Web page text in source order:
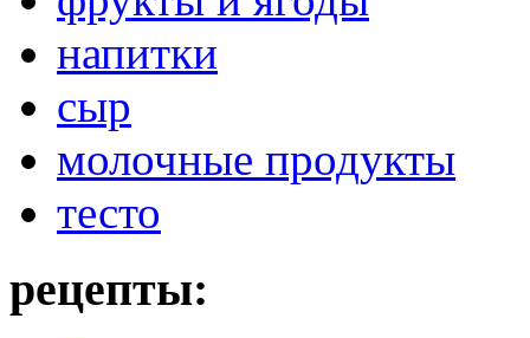
напитки
сыр
молочные продукты
тесто
рецепты: